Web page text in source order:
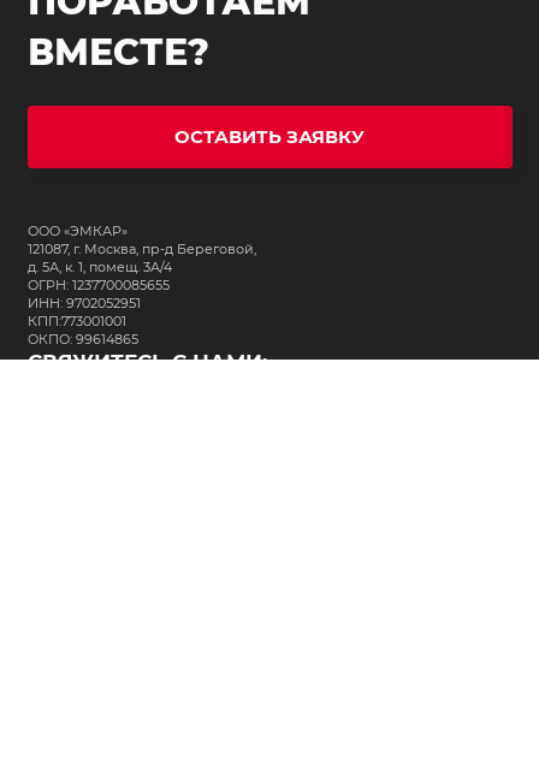
ВМЕСТЕ?
ОСТАВИТЬ ЗАЯВКУ
ООО «ЭМКАР»
121087, г. Москва, пр-д Береговой,
д. 5А, к. 1, помещ. 3А/4
ОГРН: 1237700085655
ИНН: 9702052951
КПП:773001001
ОКПО: 99614865
СВЯЖИТЕСЬ С НАМИ: